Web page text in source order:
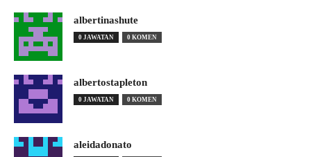
albertinashute
0 JAWATAN 0 KOMEN
albertostapleton
0 JAWATAN 0 KOMEN
aleidadonato